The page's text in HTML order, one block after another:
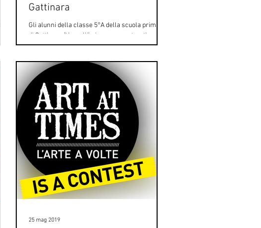
Gattinara
Gli alunni della classe 5°A della scuola primaria
di Gattinara (Vercelli) si sono avventurati
nell'impresa del remake: le due opere...
25 mag 2019